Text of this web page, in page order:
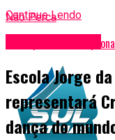
Não Perca
Afasc promove
Continue Lendo
Escola Jorge
representará
dança do